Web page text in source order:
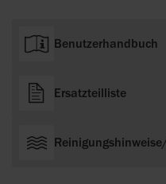
Benutzerhandbuch
Ersatzteilliste